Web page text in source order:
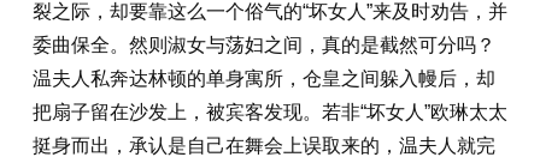
裂之际，却要靠这么一个俗气的“坏女人”来及时劝告，并
委曲保全。然则淑女与荡妇之间，真的是截然可分吗？
温夫人私奔达林顿的单身寓所，仓皇之间躲入幔后，却
把扇子留在沙发上，被宾客发现。若非“坏女人”欧琳太太
挺身而出，承认是自己在舞会上误取来的，温夫人就完